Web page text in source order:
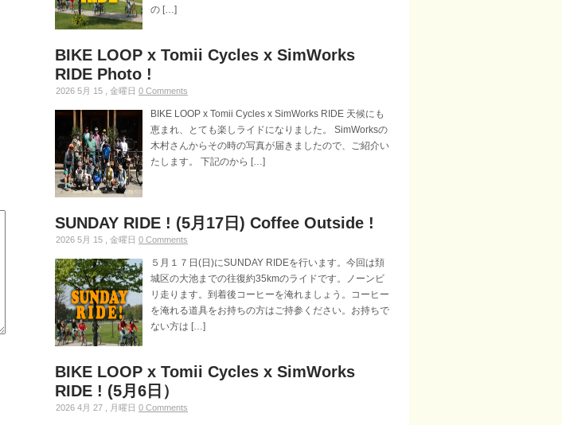
の […]
BIKE LOOP x Tomii Cycles x SimWorks
RIDE Photo !
2026 5月 15 , 金曜日 0 Comments
BIKE LOOP x Tomii Cycles x SimWorks RIDE 天候にも
恵まれ、とても楽しライドになりました。 SimWorksの
木村さんからその時の写真が届きましたので、ご紹介い
たします。 下記のから […]
SUNDAY RIDE ! (5月17日) Coffee Outside !
2026 5月 15 , 金曜日 0 Comments
５月１７日(日)にSUNDAY RIDEを行います。今回は頚
城区の大池までの往復約35kmのライドです。ノーンビ
リ走ります。到着後コーヒーを淹れましょう。コーヒー
を淹れる道具をお持ちの方はご持参ください。お持ちで
ない方は […]
BIKE LOOP x Tomii Cycles x SimWorks
RIDE ! (5月6日）
2026 4月 27 , 月曜日 0 Comments